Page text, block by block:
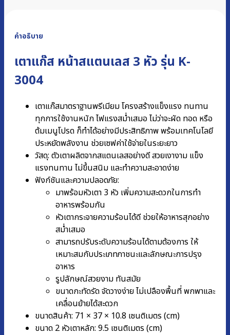
คำอธิบาย
เตาแก๊ส หน้าสแตนเลส 3 หัว รุ่น K-
3004
เตาแก๊สมาตราฐานพรีเมียม โครงสร้างแข็งแรง ทนทาน
ทุกการใช้งานหนัก ไฟแรงสม่ำเสมอ ไม่ว่าจะผัด ทอด หรือ
ต้มเมนูโปรด ก็ทำได้อย่างมีประสิทธิภาพ พร้อมเทคโนโลยี
ประหยัดพลังงาน ช่วยเซฟค่าใช้จ่ายในระยะยาว
วัสดุ: ตัวเตาผลิตจากสแตนเลสอย่างดี สวยเงางาม แข็ง
แรงทนทาน ไม่ขึ้นสนิม และทำความสะอาดง่าย
ฟังก์ชันและความปลอดภัย:
มาพร้อมหัวเตา 3 หัว เพิ่มความสะดวกในการทำ
อาหารพร้อมกัน
หัวเตากระจายความร้อนได้ดี ช่วยให้อาหารสุกอย่าง
สม่ำเสมอ
สามารถปรับระดับความร้อนได้ตามต้องการ ให้
เหมาะสมกับประเภทภาชนะและลักษณะการปรุง
อาหาร
รูปลักษณ์สวยงาม ทันสมัย
ขนาดกะทัดรัด จัดวางง่าย ไม่เปลืองพื้นที่ พกพาและ
เคลื่อนย้ายได้สะดวก
ขนาดสินค้า: 71 × 37 × 10.8 เซนติเมตร (cm)
ขนาด 2 หัวเตาหลัก: 9.5 เซนติเมตร (cm)